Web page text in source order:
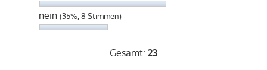
nein (35%, 8 Stimmen)
Gesamt: 23